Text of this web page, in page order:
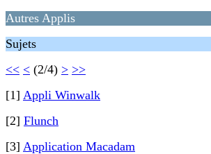
Autres Applis
Sujets
<< < (2/4) > >>
[1] Appli Winwalk
[2] Flunch
[3] Application Macadam